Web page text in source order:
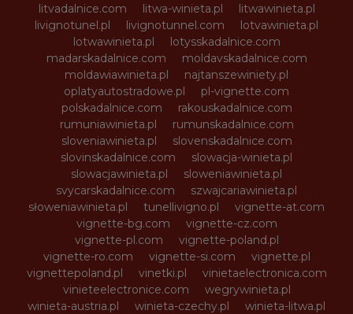
litvadalnice.com
litwa-winieta.pl
litwawinieta.pl
livignotunel.pl
livignotunnel.com
lotvawinieta.pl
lotwawinieta.pl
lotysskadalnice.com
madarskadalnice.com
moldavskadalnice.com
moldawiawinieta.pl
najtanszewiniety.pl
oplatyautostradowe.pl
pl-vignette.com
polskadalnice.com
rakouskadalnice.com
rumuniawinieta.pl
rumunskadalnice.com
sloveniawinieta.pl
slovenskadalnice.com
slovinskadalnice.com
slowacja-winieta.pl
slowacjawinieta.pl
sloweniawinieta.pl
svycarskadalnice.com
szwajcariawinieta.pl
słoweniawinieta.pl
tunellivigno.pl
vignette-at.com
vignette-bg.com
vignette-cz.com
vignette-pl.com
vignette-poland.pl
vignette-ro.com
vignette-si.com
vignette.pl
vignettepoland.pl
vinetki.pl
vinietaelectronica.com
vinieteelectronice.com
wegrywinieta.pl
winieta-austria.pl
winieta-czechy.pl
winieta-litwa.pl